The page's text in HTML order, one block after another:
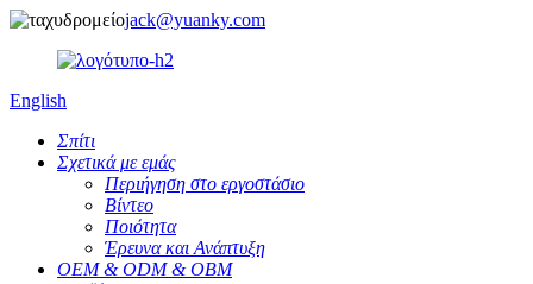
jack@yuanky.com
English
Σπίτι
Σχετικά με εμάς
Περιήγηση στο εργοστάσιο
Βίντεο
Ποιότητα
Έρευνα και Ανάπτυξη
OEM & ODM & OBM